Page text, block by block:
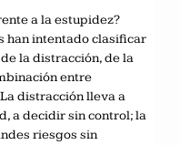
a la estupidez?
han intentado clasificar
la distracción, de la
entre
distracción lleva a
a decidir sin control; la
riesgos sin